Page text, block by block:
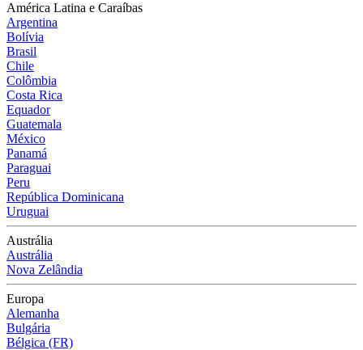
América Latina e Caraíbas
Argentina
Bolívia
Brasil
Chile
Colômbia
Costa Rica
Equador
Guatemala
México
Panamá
Paraguai
Peru
República Dominicana
Uruguai
Austrália
Austrália
Nova Zelândia
Europa
Alemanha
Bulgária
Bélgica (FR)